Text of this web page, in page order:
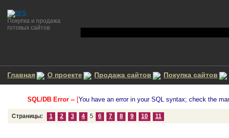
Покупка и продажа
готовых сайтов
Главная О проекте Продажа сайтов Покупка сайтов
SQL/DB Error -- [You have an error in your SQL syntax; check the
Страницы: 1 2 3 4 5 6 7 8 9 10 11